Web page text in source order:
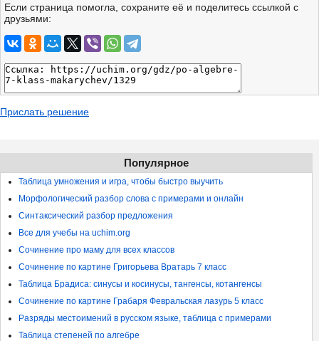
Если страница помогла, сохраните её и поделитесь ссылкой с
друзьями:
Прислать решение
Популярное
Таблица умножения и игра, чтобы быстро выучить
Морфологический разбор слова с примерами и онлайн
Синтаксический разбор предложения
Все для учебы на uchim.org
Сочинение про маму для всех классов
Сочинение по картине Григорьева Вратарь 7 класс
Таблица Брадиса: синусы и косинусы, тангенсы, котангенсы
Сочинение по картине Грабаря Февральская лазурь 5 класс
Разряды местоимений в русском языке, таблица с примерами
Таблица степеней по алгебре